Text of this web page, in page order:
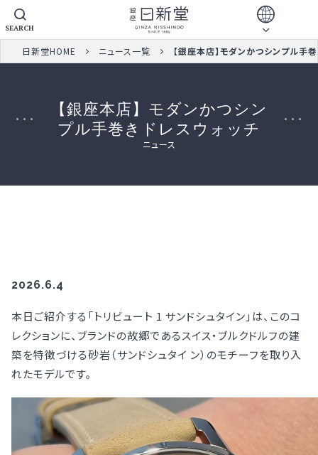
SEARCH
日新堂HOME ニュース一覧 【銀座本店】モダンかつシンプル手
【銀座本店】モダンかつシン
プル手巻きドレスウォッチ
ニュース
2026.6.4
本日ご紹介する「トリビュート 1 サンドシュタイン」は、このコ
レクションに、ブランドの故郷であるスイス・ブルクドルフの建
築を特徴づける砂岩（サンドシュタイ ン）のモチーフを取り入
れたモデルです。